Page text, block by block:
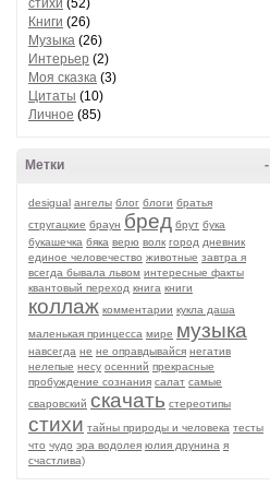
стихи (52)
Книги (26)
Музыка (26)
Интерьер (2)
Моя сказка (3)
Цитаты (10)
Личное (85)
-
Метки
desigual ангелы блог блоги братья
стругацкие браун бред брут бука
букашечка бяка верю волк город дневник
единое человечество животные завтра я
всегда бывала львом интересные факты
квантовый переход книга книги
коллаж комментарии кукла даша
маленькая принцесса мире музыка
навсегда не не оправдывайся негатив
нелепые несу осенний прекрасные
пробуждение сознания салат самые
сваровский скачать стереотипы
стихи тайны природы и человека тесты
что чудо эра водолея юлия друнина я
счастлива)